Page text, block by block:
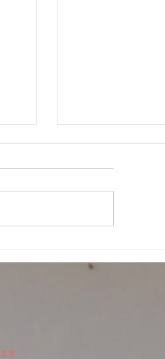
す。